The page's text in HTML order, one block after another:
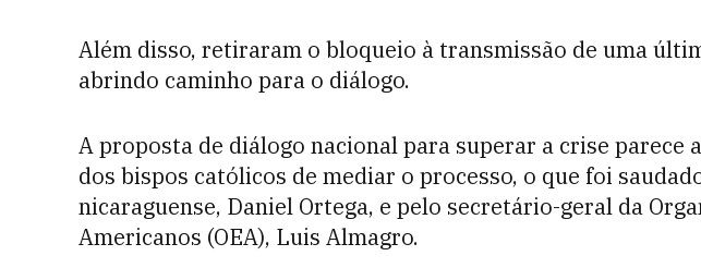
Além disso, retiraram o bloqueio à transmissão de uma
abrindo caminho para o diálogo.
A proposta de diálogo nacional para superar a crise parece
dos bispos católicos de mediar o processo, o que foi
nicaraguense, Daniel Ortega, e pelo secretário-geral da
Americanos (OEA), Luis Almagro.